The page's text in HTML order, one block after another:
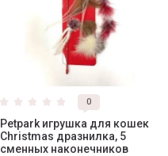
0
Petpark игрушка для кошек
Christmas дразнилка, 5
сменных наконечников